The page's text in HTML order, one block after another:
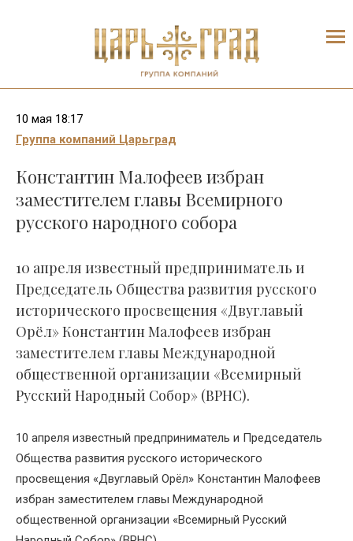
10 мая 18:17
Группа компаний Царьград
Константин Малофеев избран
заместителем главы Всемирного
русского народного собора
10 апреля известный предприниматель и
Председатель Общества развития русского
исторического просвещения «Двуглавый
Орёл» Константин Малофеев избран
заместителем главы Международной
общественной организации «Всемирный
Русский Народный Собор» (ВРНС).
10 апреля известный предприниматель и Председатель
Общества развития русского исторического
просвещения «Двуглавый Орёл» Константин Малофеев
избран заместителем главы Международной
общественной организации «Всемирный Русский